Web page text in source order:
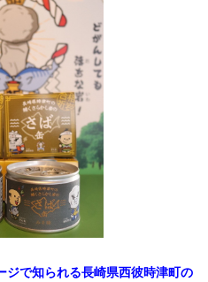
ジで知られる長崎県西彼時津町の